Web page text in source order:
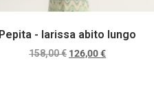
Pepita - larissa abito lungo
158,00€ 126,00€